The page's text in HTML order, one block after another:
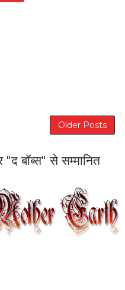
Older Posts
"द बॉब्स" से सम्मानित